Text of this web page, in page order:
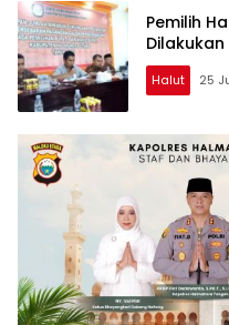
Pemilih
Halut 25